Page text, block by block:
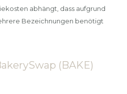
abhängt, dass aufgrund
Bezeichnungen benötigt
(BAKE)